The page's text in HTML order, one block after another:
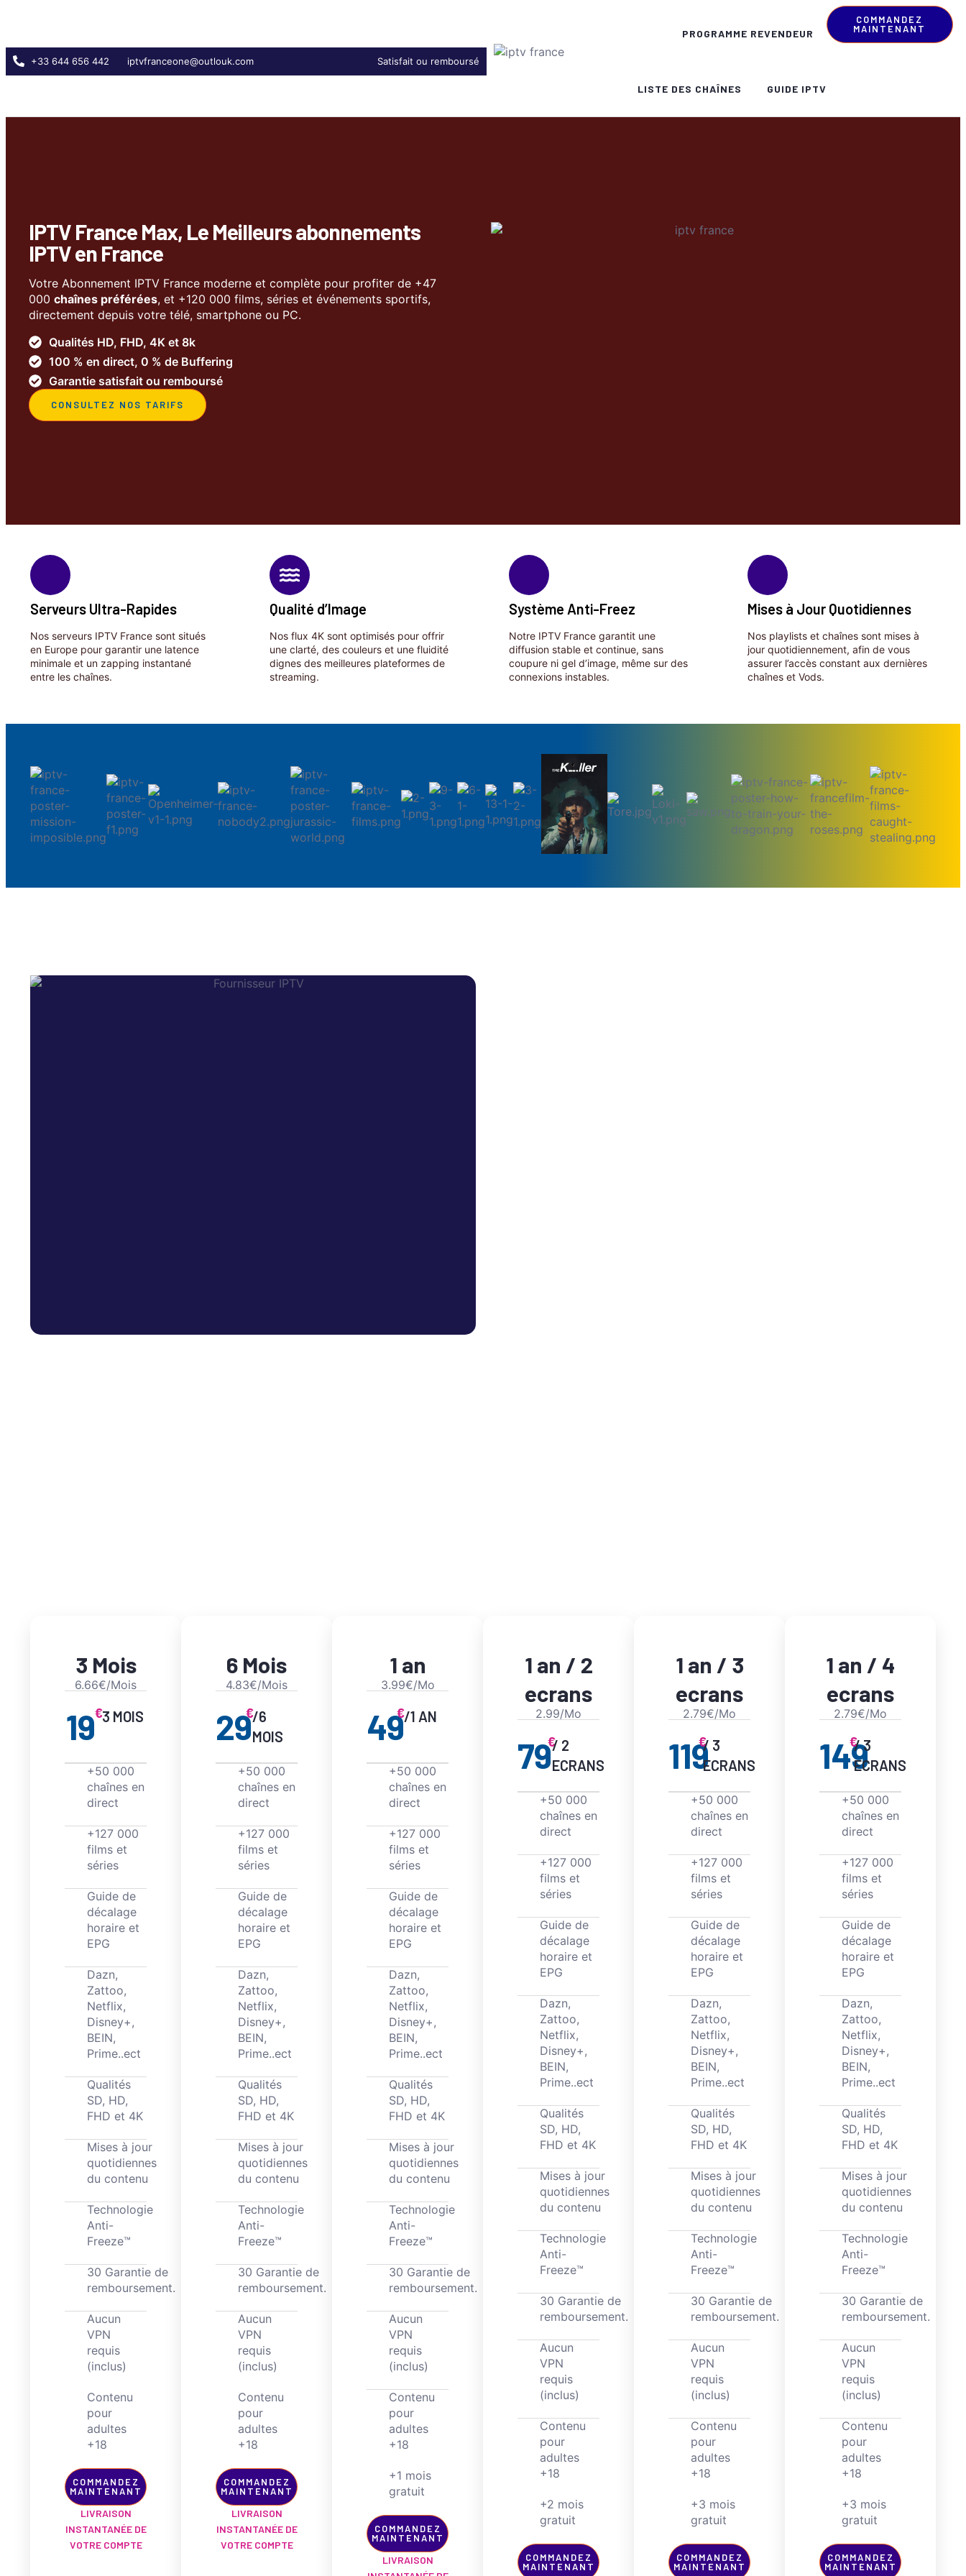
+33 644 656 442 iptvfranceone@outlouk.com Satisfait ou remboursé
PROGRAMME REVENDEUR
LISTE DES CHAÎNES GUIDE IPTV
COMMANDEZ
MAINTENANT
IPTV France Max, Le Meilleurs abonnements
IPTV en France
Votre Abonnement IPTV France moderne et complète pour profiter de +47
000 chaînes préférées, et +120 000 films, séries et événements sportifs,
directement depuis votre télé, smartphone ou PC.
Qualités HD, FHD, 4K et 8k
100 % en direct, 0 % de Buffering
Garantie satisfait ou remboursé
CONSULTEZ NOS TARIFS
Serveurs Ultra-Rapides
Nos serveurs IPTV France sont situés
en Europe pour garantir une latence
minimale et un zapping instantané
entre les chaînes.
Qualité d’Image
Nos flux 4K sont optimisés pour offrir
une clarté, des couleurs et une fluidité
dignes des meilleures plateformes de
streaming.
Système Anti-Freez
Notre IPTV France garantit une
diffusion stable et continue, sans
coupure ni gel d’image, même sur des
connexions instables.
Mises à Jour Quotidiennes
Nos playlists et chaînes sont mises à
jour quotidiennement, afin de vous
assurer l’accès constant aux dernières
chaînes et Vods.
3 Mois
6.66€/Mois
19€3 MOIS
+50 000
chaînes en
direct
+127 000
films et
séries
Guide de
décalage
horaire et
EPG
Dazn,
Zattoo,
Netflix,
Disney+,
BEIN,
Prime..ect
Qualités
SD, HD,
FHD et 4K
Mises à jour
quotidiennes
du contenu
Technologie
Anti-
Freeze™
30 Garantie de
remboursement.
Aucun
VPN
requis
(inclus)
Contenu
pour
adultes
+18
COMMANDEZ
MAINTENANT
LIVRAISON
INSTANTANÉE DE
VOTRE COMPTE
6 Mois
4.83€/Mois
29
€/6
MOIS
+50 000
chaînes en
direct
+127 000
films et
séries
Guide de
décalage
horaire et
EPG
Dazn,
Zattoo,
Netflix,
Disney+,
BEIN,
Prime..ect
Qualités
SD, HD,
FHD et 4K
Mises à jour
quotidiennes
du contenu
Technologie
Anti-
Freeze™
30 Garantie de
remboursement.
Aucun
VPN
requis
(inclus)
Contenu
pour
adultes
+18
COMMANDEZ
MAINTENANT
LIVRAISON
INSTANTANÉE DE
VOTRE COMPTE
1 an
3.99€/Mo
49
€/1 AN
+50 000
chaînes en
direct
+127 000
films et
séries
Guide de
décalage
horaire et
EPG
Dazn,
Zattoo,
Netflix,
Disney+,
BEIN,
Prime..ect
Qualités
SD, HD,
FHD et 4K
Mises à jour
quotidiennes
du contenu
Technologie
Anti-
Freeze™
30 Garantie de
remboursement.
Aucun
VPN
requis
(inclus)
Contenu
pour
adultes
+18
+1 mois
gratuit
COMMANDEZ
MAINTENANT
LIVRAISON
1 an / 2
ecrans
2.99/Mo
79€/ 2
ECRANS
+50 000
chaînes en
direct
+127 000
films et
séries
Guide de
décalage
horaire et
EPG
Dazn,
Zattoo,
Netflix,
Disney+,
BEIN,
Prime..ect
Qualités
SD, HD,
FHD et 4K
Mises à jour
quotidiennes
du contenu
Technologie
Anti-
Freeze™
30 Garantie de
remboursement.
Aucun
VPN
requis
(inclus)
Contenu
pour
adultes
+18
+2 mois
gratuit
COMMANDEZ
MAINTENANT
1 an / 3
ecrans
2.79€/Mo
119
€/ 3
ECRANS
+50 000
chaînes en
direct
+127 000
films et
séries
Guide de
décalage
horaire et
EPG
Dazn,
Zattoo,
Netflix,
Disney+,
BEIN,
Prime..ect
Qualités
SD, HD,
FHD et 4K
Mises à jour
quotidiennes
du contenu
Technologie
Anti-
Freeze™
30 Garantie de
remboursement.
Aucun
VPN
requis
(inclus)
Contenu
pour
adultes
+18
+3 mois
gratuit
COMMANDEZ
MAINTENANT
1 an / 4
ecrans
2.79€/Mo
149
€/ 3
ECRANS
+50 000
chaînes en
direct
+127 000
films et
séries
Guide de
décalage
horaire et
EPG
Dazn,
Zattoo,
Netflix,
Disney+,
BEIN,
Prime..ect
Qualités
SD, HD,
FHD et 4K
Mises à jour
quotidiennes
du contenu
Technologie
Anti-
Freeze™
30 Garantie de
remboursement.
Aucun
VPN
requis
(inclus)
Contenu
pour
adultes
+18
+3 mois
gratuit
COMMANDEZ
MAINTENANT